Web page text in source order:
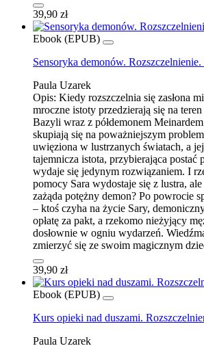
39,90 zł
Ebook (EPUB)
Sensoryka demonów.
Paula Uzarek
Opis: Kiedy rozszczelnia się zasłona
mroczne istoty przedzierają się na
Bazyli wraz z półdemonem
skupiają się na poważniejszym
uwięziona w lustrzanych światach, a
tajemnicza istota, przybierająca postać
wydaje się jedynym rozwiązaniem. I
pomocy Sara wydostaje się z lustra,
zażąda potężny demon? Po powrocie
– ktoś czyha na życie Sary,
opłatę za pakt, a rzekomo nieżyjący
dosłownie w ogniu wydarzeń.
zmierzyć się ze swoim magicznym
39,90 zł
Ebook (EPUB)
Kurs opieki nad duszami.
Paula Uzarek